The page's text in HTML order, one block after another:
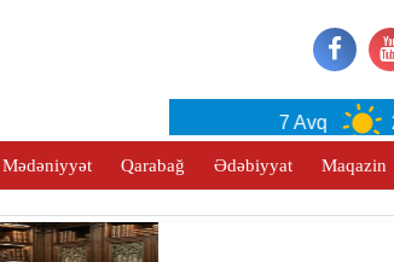
7 Avq 28°C
Mədəniyyət Qarabağ Ədəbiyyat Maqazin